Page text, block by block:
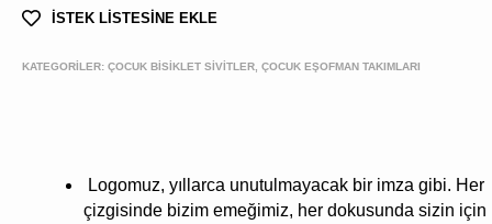
İSTEK LİSTESİNE EKLE
KATEGORİLER: ÇOCUK BİSİKLET SİVİTLER, ÇOCUK EŞOFMAN TAKIMLARI
Logomuz, yıllarca unutulmayacak bir imza gibi. Her
çizgisinde bizim emeğimiz, her dokusunda sizin için